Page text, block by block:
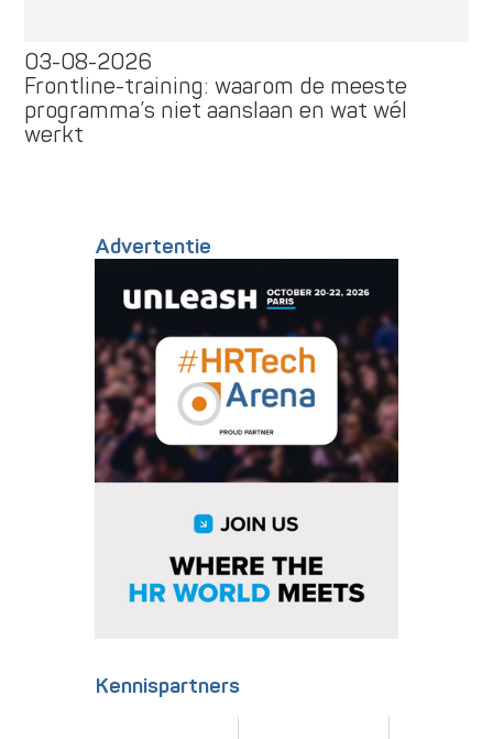
03-08-2026
Frontline-training: waarom de meeste
programma’s niet aanslaan en wat wél
werkt
Advertentie
Kennispartners